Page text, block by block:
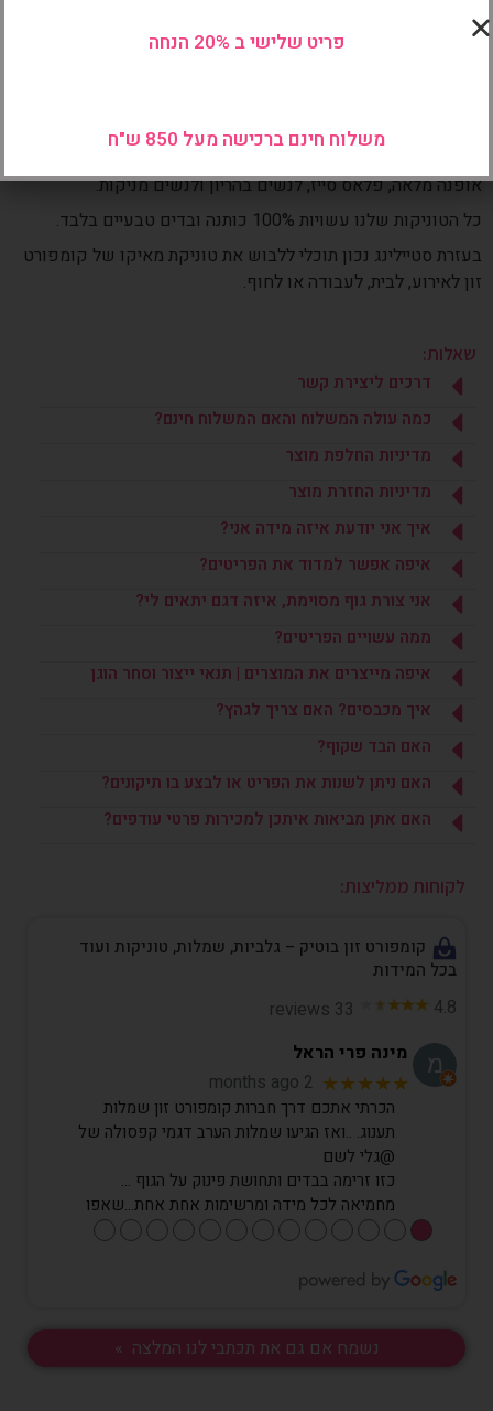
ניתנת ללבישה כשמלה קצרה או כטוניקה.
אופנה מלאה, פלאס סייז, לנשים בהריון ולנשים מניקות.
כל הטוניקות שלנו עשויות 100% כותנה ובדים טבעיים בלבד.
בעזרת סטיילינג נכון תוכלי ללבוש את טוניקת מאיקו של קומפורט
זון לאירוע, לבית, לעבודה או לחוף.
שאלות:
דרכים ליצירת קשר
כמה עולה המשלוח והאם המשלוח חינם?
מדיניות החלפת מוצר
מדיניות החזרת מוצר
איך אני יודעת איזה מידה אני?
איפה אפשר למדוד את הפריטים?
אני צורת גוף מסוימת, איזה דגם יתאים לי?
ממה עשויים הפריטים?
איפה מייצרים את המוצרים | תנאי ייצור וסחר הוגן
איך מכבסים? האם צריך לגהץ?
האם הבד שקוף?
האם ניתן לשנות את הפריט או לבצע בו תיקונים?
האם אתן מביאות איתכן למכירות פרטי עודפים?
לקוחות ממליצות:
קומפורט זון בוטיק – גלביות, שמלות, טוניקות ועוד
בכל המידות
4.8
33 reviews
מינה פרי הראל
★★★★★
2 months ago
הכרתי אתכם דרך חברות קומפורט זון שמלות
תענוג. ..ואז הגיעו שמלות הערב דגמי קפסולה של
@גלי לשם
כזו זרימה בבדים ותחושת פינוק על הגוף …
מחמיאה לכל מידה ומרשימות אחת אחת…שאפו
●
●
●
●
●
●
●
●
●
●
●
●
●
נשמח אם גם את תכתבי לנו המלצה »
פריט שלישי ב 20% הנחה
משלוח חינם ברכישה מעל 850 ש"ח